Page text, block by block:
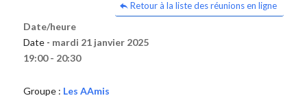
Retour à la liste des réunions en ligne
Date/heure
Date - mardi 21 janvier 2025
19:00 - 20:30
Groupe : Les AAmis